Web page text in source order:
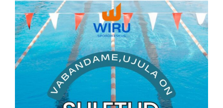
View
Larger
Image